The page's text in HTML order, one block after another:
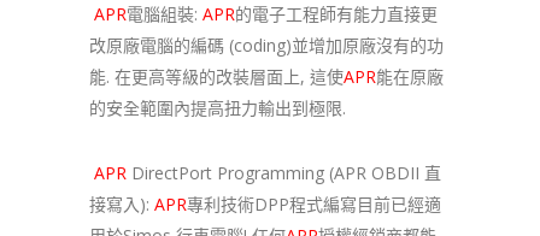
APR電腦組裝: APR的電子工程師有能力直接更
改原廠電腦的編碼 (coding)並增加原廠沒有的功
能. 在更高等級的改裝層面上, 這使APR能在原廠
的安全範圍內提高扭力輸出到極限.
APR DirectPort Programming (APR OBDII 直
接寫入): APR專利技術DPP程式編寫目前已經適